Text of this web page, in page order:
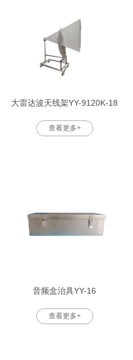
大雷达波天线架YY-9120K-18
查看更多+
音频盒治具YY-16
查看更多+